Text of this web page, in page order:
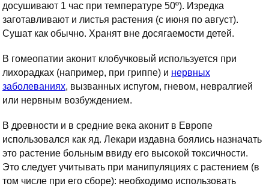
досушивают 1 час при температуре 50º). Изредка
заготавливают и листья растения (с июня по август).
Сушат как обычно. Хранят вне досягаемости детей.
В гомеопатии аконит клобучковый используется при
лихорадках (например, при гриппе) и нервных
заболеваниях, вызванных испугом, гневом, невралгией
или нервным возбуждением.
В древности и в средние века аконит в Европе
использовался как яд. Лекари издавна боялись назначать
это растение больным ввиду его высокой токсичности.
Это следует учитывать при манипуляциях с растением (в
том числе при его сборе): необходимо использовать